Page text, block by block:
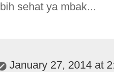
sehat ya mbak...
January 27, 2014 at